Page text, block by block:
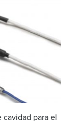
para el